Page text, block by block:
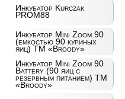
Инкубатор Kurczak
PROM88
Инкубатор Mini Zoom 90
(емкостью 90 куриных
яиц) ТМ «Broody»
Инкубатор Mini Zoom 90
Battery (90 яиц с
резервным питанием) ТМ
«Broody»